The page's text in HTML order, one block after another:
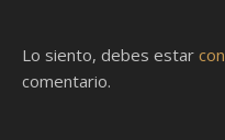
Lo siento, debes estar
comentario.